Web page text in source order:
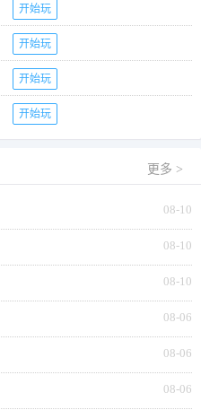
开始玩
开始玩
开始玩
开始玩
更多 >
08-10
08-10
08-10
08-06
08-06
08-06